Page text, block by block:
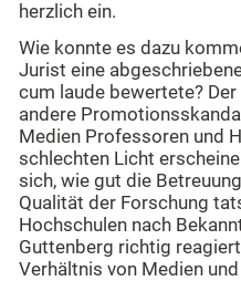
herzlich ein.
Wie konnte es dazu
Jurist eine
cum laude bewertete?
andere
Medien Professoren und
schlechten Licht
sich, wie gut die
Qualität der Forschung
Hochschulen nach
Guttenberg richtig
Verhältnis von Medien